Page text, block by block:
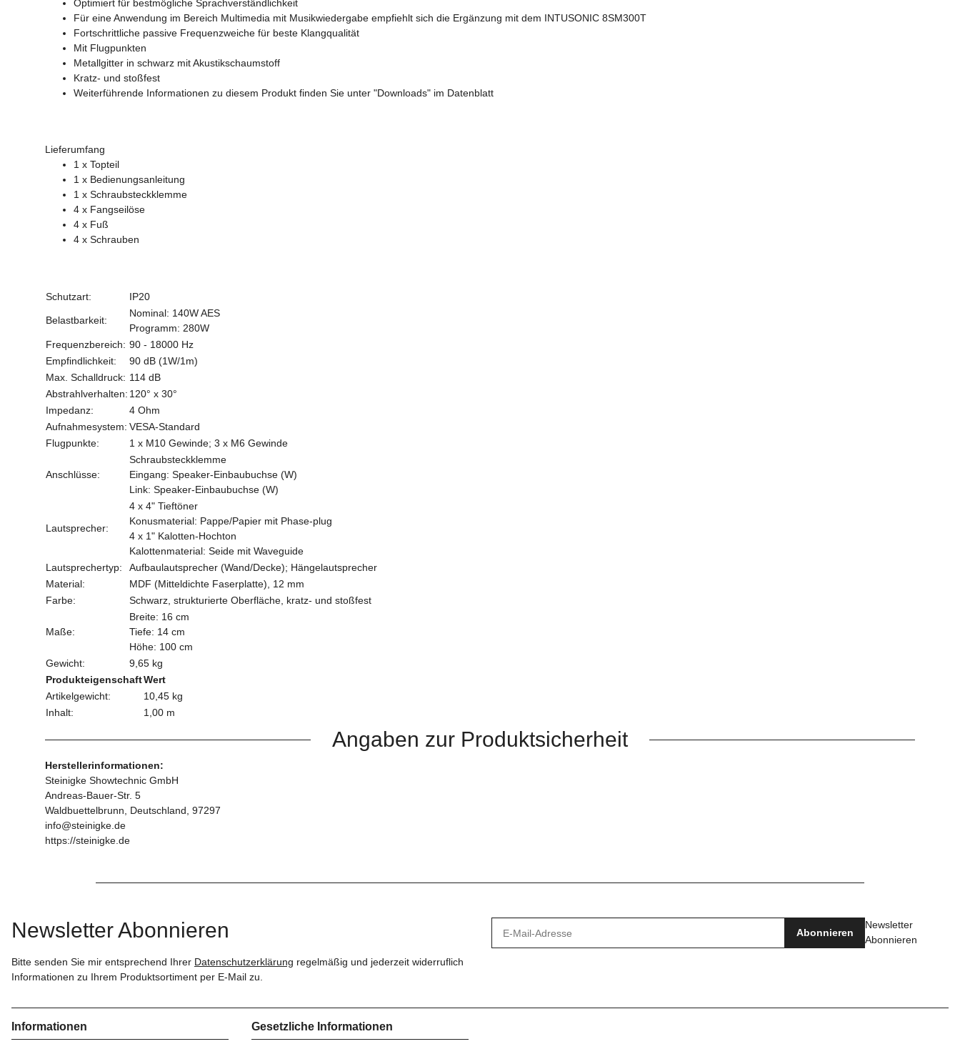
Optimiert für bestmögliche Sprachverständlichkeit
Für eine Anwendung im Bereich Multimedia mit Musikwiedergabe empfiehlt sich die Ergänzung mit dem INTUSONIC 8SM300T
Fortschrittliche passive Frequenzweiche für beste Klangqualität
Mit Flugpunkten
Metallgitter in schwarz mit Akustikschaumstoff
Kratz- und stoßfest
Weiterführende Informationen zu diesem Produkt finden Sie unter "Downloads" im Datenblatt
Lieferumfang
1 x Topteil
1 x Bedienungsanleitung
1 x Schraubsteckklemme
4 x Fangseilöse
4 x Fuß
4 x Schrauben
Schutzart: IP20
Belastbarkeit:
Nominal: 140W AES
Programm: 280W
Frequenzbereich: 90 - 18000 Hz
Empfindlichkeit:
90 dB (1W/1m)
Max. Schalldruck: 114 dB
Abstrahlverhalten: 120° x 30°
Impedanz:
4 Ohm
Aufnahmesystem: VESA-Standard
Flugpunkte:
1 x M10 Gewinde; 3 x M6 Gewinde
Anschlüsse:
Schraubsteckklemme
Eingang: Speaker-Einbaubuchse (W)
Link: Speaker-Einbaubuchse (W)
Lautsprecher:
4 x 4" Tieftöner
Konusmaterial: Pappe/Papier mit Phase-plug
4 x 1" Kalotten-Hochton
Kalottenmaterial: Seide mit Waveguide
Lautsprechertyp:
Aufbaulautsprecher (Wand/Decke); Hängelautsprecher
Material:
MDF (Mitteldichte Faserplatte), 12 mm
Farbe:
Schwarz, strukturierte Oberfläche, kratz- und stoßfest
Maße:
Breite: 16 cm
Tiefe: 14 cm
Höhe: 100 cm
Gewicht:
9,65 kg
ProdukteigenschaftWert
Artikelgewicht:
10,45 kg
Inhalt:
1,00 m
Angaben zur Produktsicherheit
Herstellerinformationen:
Steinigke Showtechnic GmbH
Andreas-Bauer-Str. 5
Waldbuettelbrunn, Deutschland, 97297
info@steinigke.de
https://steinigke.de
Newsletter Abonnieren
Bitte senden Sie mir entsprechend Ihrer Datenschutzerklärung regelmäßig und jederzeit widerruflich
Informationen zu Ihrem Produktsortiment per E-Mail zu.
Abonnieren
Newsletter
Abonnieren
Informationen Gesetzliche Informationen